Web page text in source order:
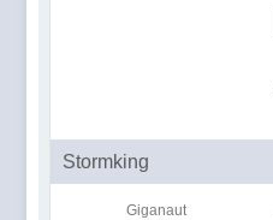
Stormking
Giganaut